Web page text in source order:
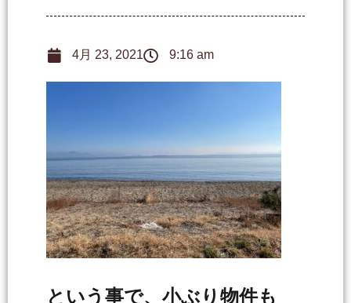
4月 23, 2021 9:16 am
という事で、小ぶり物件も